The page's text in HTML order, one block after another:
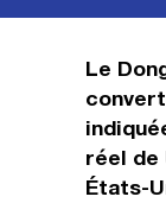
Le
réel de
États-